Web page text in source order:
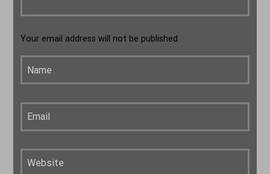
Your email address will not be published.